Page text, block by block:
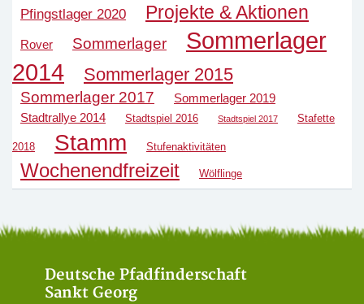
Pfingstlager 2020 Projekte & Aktionen
Rover Sommerlager
Sommerlager
2014
Sommerlager 2015
Sommerlager 2017
Sommerlager 2019
Stadtrallye 2014
Stadtspiel 2016 Stadtspiel 2017 Stafette
2018 Stamm Stufenaktivitäten
Wochenendfreizeit Wölflinge
Deutsche Pfadfinderschaft
Sankt Georg